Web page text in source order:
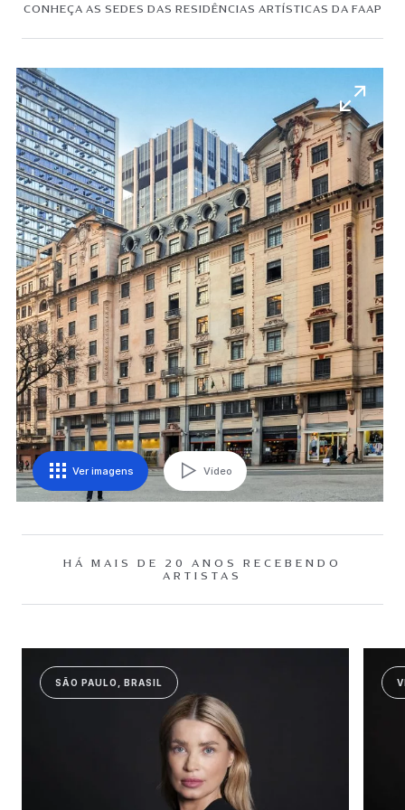
CONHEÇA AS SEDES DAS RESIDÊNCIAS ARTÍSTICAS DA FAAP
Ver imagens Vídeo
HÁ MAIS DE 20 ANOS RECEBENDO
ARTISTAS
SÃO PAULO, BRASIL